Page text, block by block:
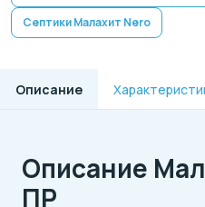
Септики Малахит Nero
Описание
Описание
ПР